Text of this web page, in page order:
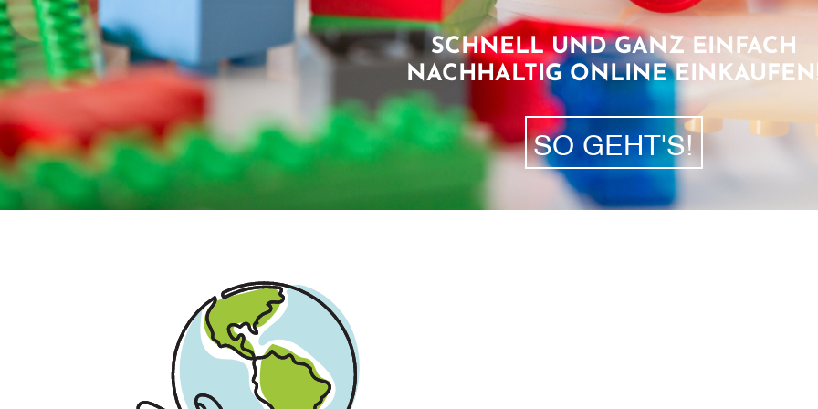
SCHNELL UND GANZ EINFACH
NACHHALTIG ONLINE
SO GEHT'S!